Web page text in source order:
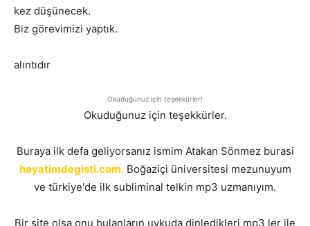
kez düşünecek.
Biz görevimizi yaptık.
alıntıdır
Okuduğunuz için teşekkürler!
Okuduğunuz için teşekkürler.
Buraya ilk defa geliyorsanız ismim Atakan Sönmez burasi
hayatimdegisti.com.Boğaziçi üniversitesi mezunuyum
ve türkiye'de ilk subliminal telkin mp3 uzmanıyım.
Bir site olsa onu bulanların uykuda dinledikleri mp3 ler ile